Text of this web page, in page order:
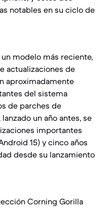
notables en su ciclo de
un modelo más reciente,
actualizaciones de
aproximadamente
del sistema
de parches de
un año antes, se
importantes
15) y cinco años
desde su lanzamiento
Corning Gorilla